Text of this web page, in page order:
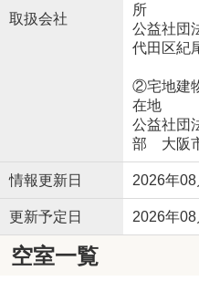
取扱会社
所
公益社団
代田区紀
②宅地建
在地
公益社団
部 大阪
情報更新日 2026年08
更新予定日 2026年08
空室一覧